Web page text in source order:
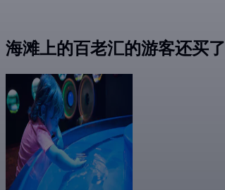
海滩上的百老汇的游客还买了